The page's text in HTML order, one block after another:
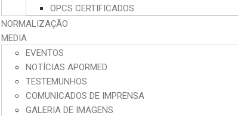
OPCS CERTIFICADOS
NORMALIZAÇÃO
MEDIA
EVENTOS
NOTÍCIAS APORMED
TESTEMUNHOS
COMUNICADOS DE IMPRENSA
GALERIA DE IMAGENS